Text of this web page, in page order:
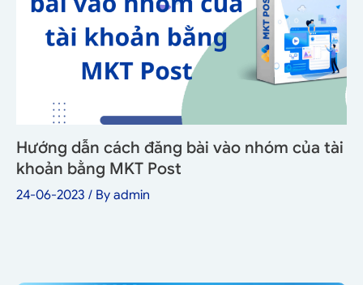
Hướng dẫn cách đăng bài vào nhóm của tài
khoản bằng MKT Post
24-06-2023 / By admin